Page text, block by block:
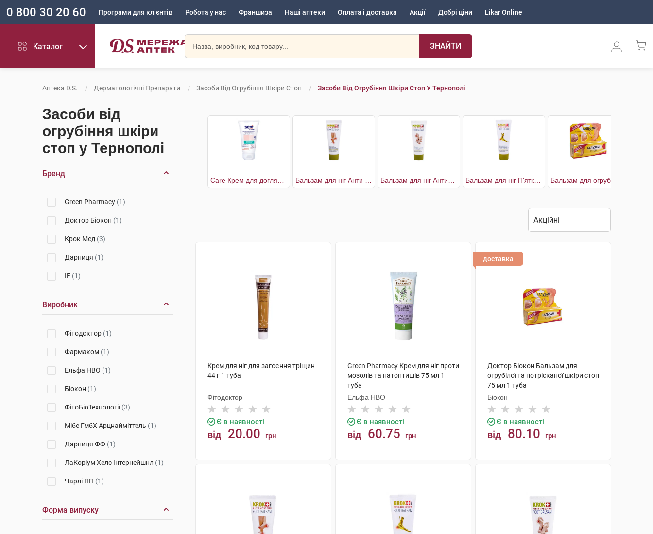
0 800 30 20 60 Програми для клієнтів Робота у нас Франшиза Наші аптеки Оплата і доставка Акції Добрі ціни Likar Online
Каталог ЗНАЙТИ
Аптека D.S. Дерматологічні Препарати Засоби Від Огрубіння Шкіри Стоп Засоби Від Огрубіння Шкіри Стоп У Тернополі
Засоби від
огрубіння шкіри
стоп у Тернополі
Бренд
Green Pharmacy (1)
Доктор Біокон (1)
Крок Мед (3)
Дарниця (1)
IF (1)
Виробник
Фітодоктор (1)
Фармаком (1)
Ельфа НВО (1)
Біокон (1)
ФітоБіоТехнології(3)
Мібе ГмбХ Арцнайміттель (1)
Дарниця ФФ (1)
ЛаКоріум Хелс Інтернейшнл (1)
Чарлі ПП (1)
Форма випуску
Крем для ніг для загоєння тріщин
44 г 1 туба
Фітодоктор
Є в наявності
від 20.00 грн
Green Pharmacy Крем для ніг проти
мозолів та натоптишів 75 мл 1
туба
Ельфа НВО
Є в наявності
від 60.75 грн
доставка
Доктор Біокон Бальзам для
огрубілої та потрісканої шкіри стоп
75 мл 1 туба
Біокон
Є в наявності
від 80.10 грн